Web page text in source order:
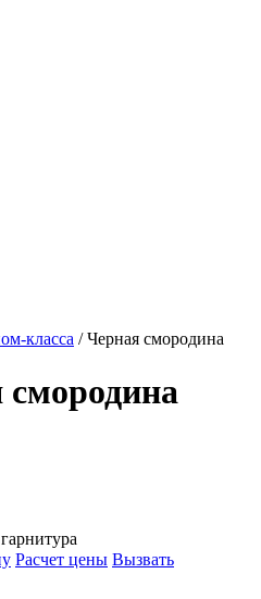
класса / Черная смородина
Расчет цены Вызвать